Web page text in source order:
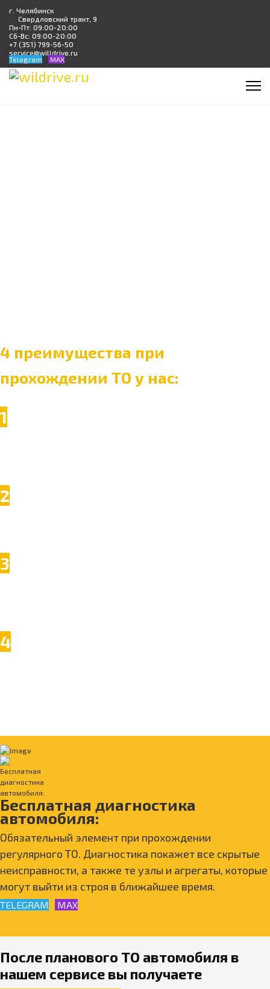
г. Челябинск
Свердловский тракт, 9
Пн-Пт: 09:00-20:00
Сб-Вс: 09:00-20:00
+7 (351) 799-56-50
service@willdrive.ru
Telegram MAX
4 преимущества при
прохождении ТО у нас:
1
2
3
4
Бесплатная диагностика
автомобиля:
Обязательный элемент при прохождении
регулярного ТО. Диагностика покажет все скрытые
неисправности, а также те узлы и агрегаты, которые
могут выйти из строя в ближайшее время.
TELEGRAM MAX
После планового ТО автомобиля в
нашем сервисе вы получаете